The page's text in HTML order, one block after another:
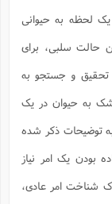
لحظه به حیوانی
حالت سلبی، برای
و جستجو به
به حیوان در یک
توضیحات ذکر شده
بودن یک امر نیاز
شناخت امر عادی،